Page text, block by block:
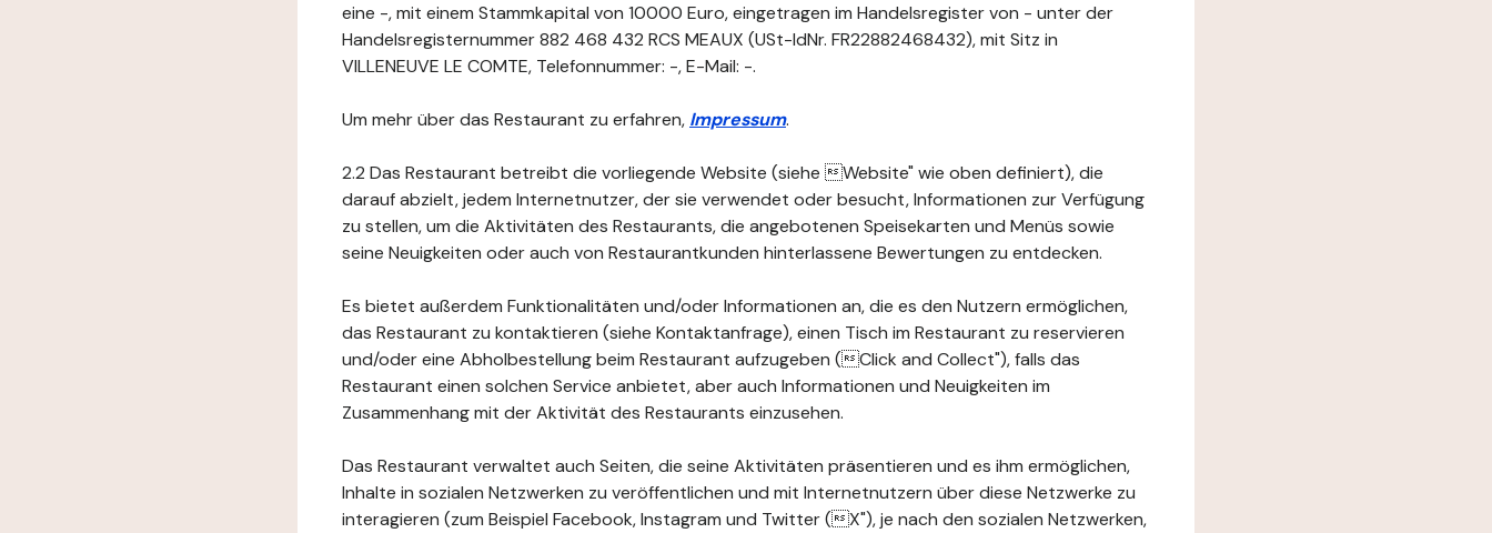
eine -, mit einem Stammkapital von 10000 Euro, eingetragen im Handelsregister von - unter der
Handelsregisternummer 882 468 432 RCS MEAUX (USt-IdNr. FR22882468432), mit Sitz in
VILLENEUVE LE COMTE, Telefonnummer: -, E-Mail: -.
Um mehr über das Restaurant zu erfahren, Impressum.
2.2 Das Restaurant betreibt die vorliegende Website (siehe Website" wie oben definiert), die
darauf abzielt, jedem Internetnutzer, der sie verwendet oder besucht, Informationen zur Verfügung
zu stellen, um die Aktivitäten des Restaurants, die angebotenen Speisekarten und Menüs sowie
seine Neuigkeiten oder auch von Restaurantkunden hinterlassene Bewertungen zu entdecken.
Es bietet außerdem Funktionalitäten und/oder Informationen an, die es den Nutzern ermöglichen,
das Restaurant zu kontaktieren (siehe Kontaktanfrage), einen Tisch im Restaurant zu reservieren
und/oder eine Abholbestellung beim Restaurant aufzugeben (Click and Collect"), falls das
Restaurant einen solchen Service anbietet, aber auch Informationen und Neuigkeiten im
Zusammenhang mit der Aktivität des Restaurants einzusehen.
Das Restaurant verwaltet auch Seiten, die seine Aktivitäten präsentieren und es ihm ermöglichen,
Inhalte in sozialen Netzwerken zu veröffentlichen und mit Internetnutzern über diese Netzwerke zu
interagieren (zum Beispiel Facebook, Instagram und Twitter (X"), je nach den sozialen Netzwerken,